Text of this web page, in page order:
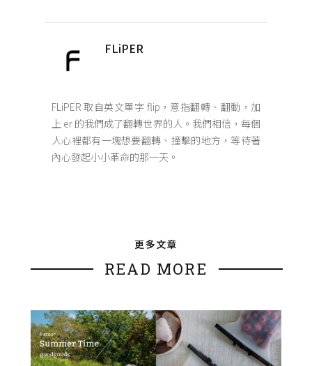
FLiPER
FLiPER 取自英文單字 flip，意指翻轉、翻動，加
上 er 的我們成了翻轉世界的人。我們相信，每個
人心裡都有一塊想要翻轉、撞擊的地方，等待著
內心發起小小革命的那一天。
更多文章
READ MORE